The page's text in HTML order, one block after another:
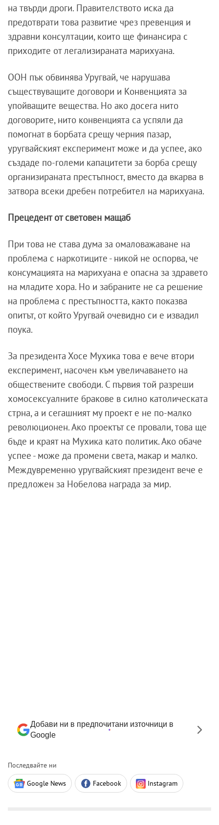
на твърди дроги. Правителството иска да
предотврати това развитие чрез превенция и
здравни консултации, които ще финансира с
приходите от легализираната марихуана.
ООН пък обвинява Уругвай, че нарушава
съществуващите договори и Конвенцията за
упойващите вещества. Но ако досега нито
договорите, нито конвенцията са успяли да
помогнат в борбата срещу черния пазар,
уругвайският експеримент може и да успее, ако
създаде по-големи капацитети за борба срещу
организираната престъпност, вместо да вкарва в
затвора всеки дребен потребител на марихуана.
Прецедент от световен мащаб
При това не става дума за омаловажаване на
проблема с наркотиците - никой не оспорва, че
консумацията на марихуана е опасна за здравето
на младите хора. Но и забраните не са решение
на проблема с престъпността, както показва
опитът, от който Уругвай очевидно си е извадил
поука.
За президента Хосе Мухика това е вече втори
експеримент, насочен към увеличаването на
обществените свободи. С първия той разреши
хомосексуалните бракове в силно католическата
стрна, а и сегашният му проект е не по-малко
революционен. Ако проектът се провали, това ще
бъде и краят на Мухика като политик. Ако обаче
успее - може да промени света, макар и малко.
Междувременно уругвайският президент вече е
предложен за Нобелова награда за мир.
Добави ни в предпочитани източници в
Google
Последвайте ни
Google News Facebook Instagram